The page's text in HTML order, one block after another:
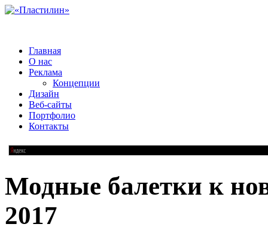
Главная
О нас
Реклама
Концепции
Дизайн
Веб-сайты
Портфолио
Контакты
Модные балетки к
2017